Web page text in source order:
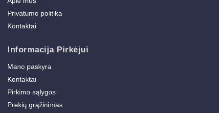
Privatumo politika
Kontaktai
Informacija Pirkėjui
Mano paskyra
Kontaktai
Pirkimo sąlygos
Prekių grąžinimas